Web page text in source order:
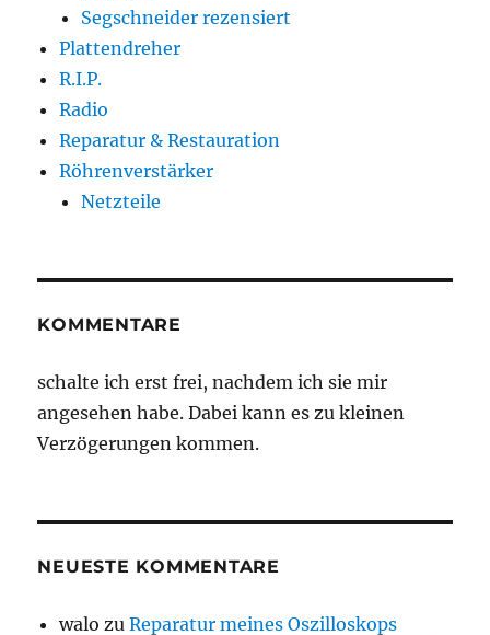
Segschneider rezensiert
Plattendreher
R.I.P.
Radio
Reparatur & Restauration
Röhrenverstärker
Netzteile
KOMMENTARE
schalte ich erst frei, nachdem ich sie mir
angesehen habe. Dabei kann es zu kleinen
Verzögerungen kommen.
NEUESTE KOMMENTARE
walo zuReparatur meines Oszilloskops